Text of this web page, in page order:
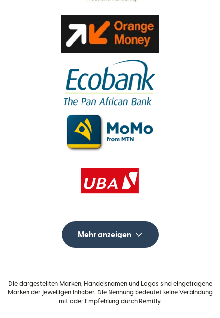
Mehr anzeigen
Die dargestellten Marken, Handelsnamen und Logos sind eingetragene
Marken der jeweiligen Inhaber. Die Nennung bedeutet keine Verbindung
mit oder Empfehlung durch Remitly.